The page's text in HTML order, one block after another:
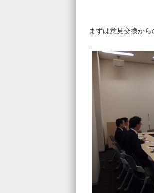
まずは意見交換から